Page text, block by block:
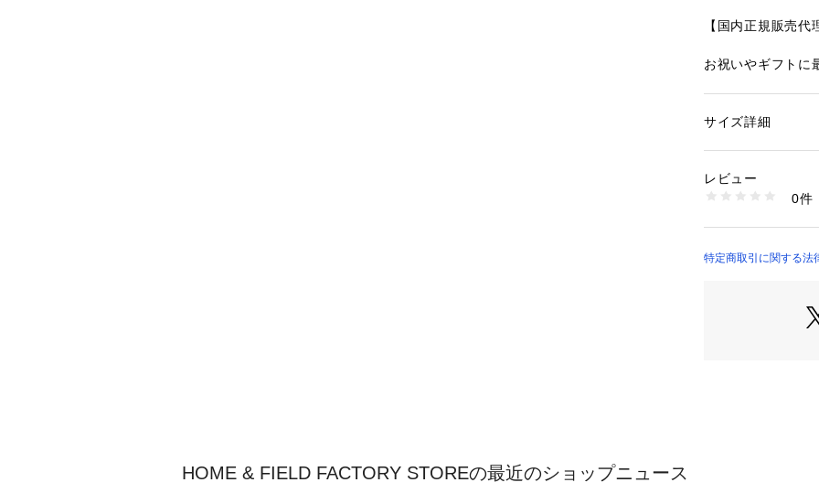
【国内正規販売代
お祝いやギフトに
大皿×4
小ボウル×4
●オーブン対応
性別：レディース
商品番号：
CP-8952 （ショッ
サイズ詳細
レビュー
0件
特定商取引に関する法
HOME & FIELD FACTORY STOREの最近のショップニュース